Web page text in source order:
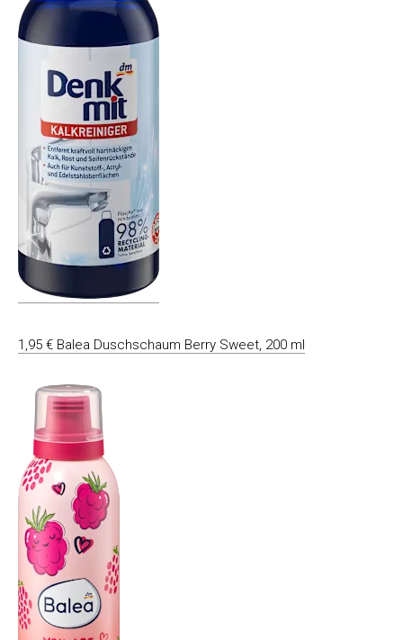
1,95 € Balea Duschschaum Berry Sweet, 200 ml